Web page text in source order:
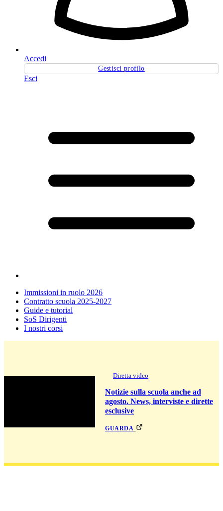
Accedi
Gestisci profilo
Esci
Immissioni in ruolo 2026
Contratto scuola 2025-2027
Guide e tutorial
SoS Dirigenti
I nostri corsi
Diretta video
Notizie sulla scuola anche ad
agosto. News, interviste e dirette
esclusive
guarda